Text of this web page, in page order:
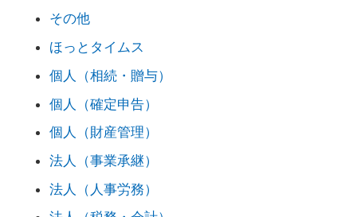
その他
ほっとタイムス
個人（相続・贈与）
個人（確定申告）
個人（財産管理）
法人（事業承継）
法人（人事労務）